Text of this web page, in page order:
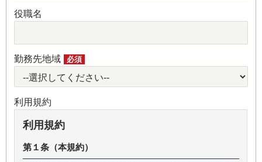
役職名
勤務先地域 必須
利用規約
利用規約
第１条（本規約）